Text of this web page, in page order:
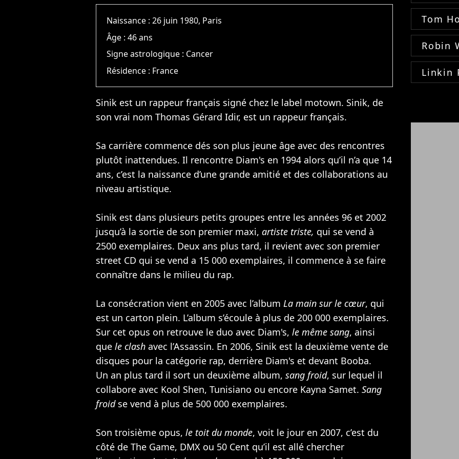
Naissance :26 juin 1980, Paris
Âge :46 ans
Signe astrologique : Cancer
Résidence : France
Sinik est un rappeur français signé chez le label motown. Sinik, de
son vrai nom Thomas Gérard Idir, est un rappeur français.
Sa carrière commence dés son plus jeune âge avec des rencontres
plutôt inattendues. Il rencontre Diam's en 1994 alors qu’il n’a que 14
ans, c’est la naissance d’une grande amitié et des collaborations au
niveau artistique.
Sinik est dans plusieurs petits groupes entre les années 96 et 2002
jusqu’à la sortie de son premier maxi, artiste triste, qui se vend à
2500 exemplaires. Deux ans plus tard, il revient avec son premier
street CD qui se vend a 15 000 exemplaires, il commence à se faire
connaître dans le milieu du rap.
La consécration vient en 2005 avec l’album La main sur le cœur, qui
est un carton plein. L’album s’écoule à plus de 200 000 exemplaires.
Sur cet opus on retrouve le duo avec Diam's, le même sang, ainsi
que le clash avec l’Assassin. En 2006, Sinik est la deuxième vente de
disques pour la catégorie rap, derrière Diam's et devant Booba.
Un an plus tard il sort un deuxième album, sang froid, sur lequel il
collabore avec Kool Shen, Tunisiano ou encore Kayna Samet. Sang
froidse vend à plus de 500 000 exemplaires.
Son troisième opus, le toit du monde, voit le jour en 2007, c’est du
côté de The Game, DMX ou 50 Cent qu’il est allé chercher
Tom
Robin
Linkin